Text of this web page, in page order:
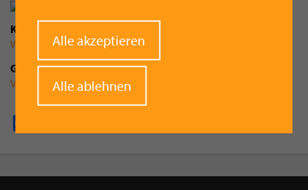
Kategorie
Wirtschaft
Gemeinde
Vorchdorf
Alle akzeptieren
Alle ablehnen